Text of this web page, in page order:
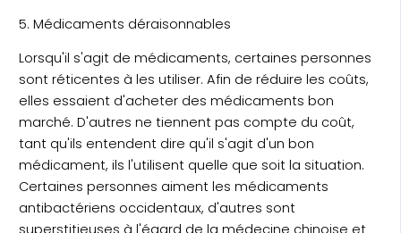
5. Médicaments déraisonnables
Lorsqu'il s'agit de médicaments, certaines personnes
sont réticentes à les utiliser. Afin de réduire les coûts,
elles essaient d'acheter des médicaments bon
marché. D'autres ne tiennent pas compte du coût,
tant qu'ils entendent dire qu'il s'agit d'un bon
médicament, ils l'utilisent quelle que soit la situation.
Certaines personnes aiment les médicaments
antibactériens occidentaux, d'autres sont